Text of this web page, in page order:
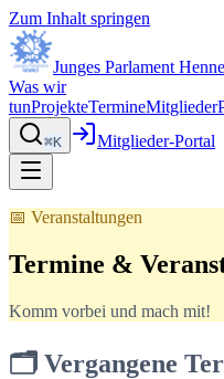
Zum Inhalt springen
Junges Parlament
Was wir
tunProjekteTermineMitglieder
⌘K Mitglieder-Portal
📅 Veranstaltungen
Termine &
Komm vorbei und mach mit!
🗂️ Vergangene